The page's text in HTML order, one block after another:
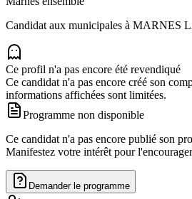
Candidat aux municipales à MARNES
Ce profil n'a pas encore été revendiqué
Ce candidat n'a pas encore créé son
informations affichées sont limitées.
Programme non disponible
Ce candidat n'a pas encore publié son
Manifestez votre intérêt pour
Demander le programme